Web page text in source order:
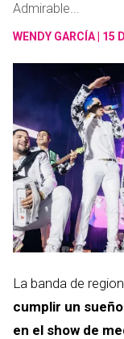
Admirable...
WENDY GARCÍA 15
La banda de
cumplir un
en el show de